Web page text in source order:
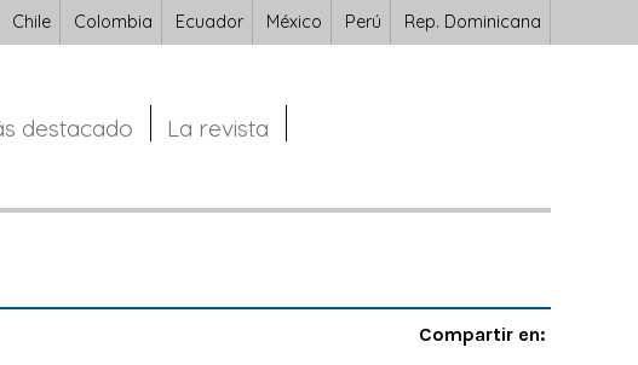
Chile Colombia Ecuador México Perú Rep. Dominicana
destacado La revista
Compartir en: